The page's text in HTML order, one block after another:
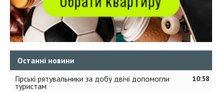
Останні новини
10:58
Гірські рятувальники за добу двічі допомогли
туристам